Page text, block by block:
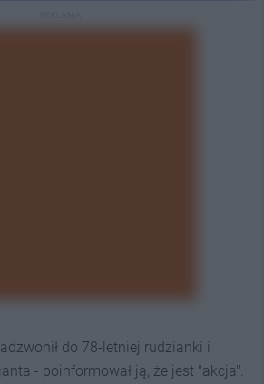
do 78-letniej rudzianki i
- poinformował ją, że jest "akcja".